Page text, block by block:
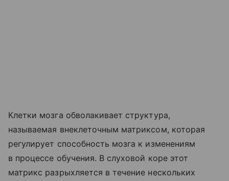
Клетки мозга обволакивает структура,
называемая внеклеточным матриксом, которая
регулирует способность мозга к изменениям
в процессе обучения. В слуховой коре этот
матрикс разрыхляется в течение нескольких